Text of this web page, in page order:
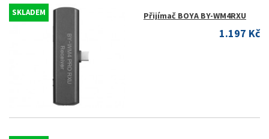
SKLADEM Přijímač BOYA BY-WM4RXU
1.197 Kč